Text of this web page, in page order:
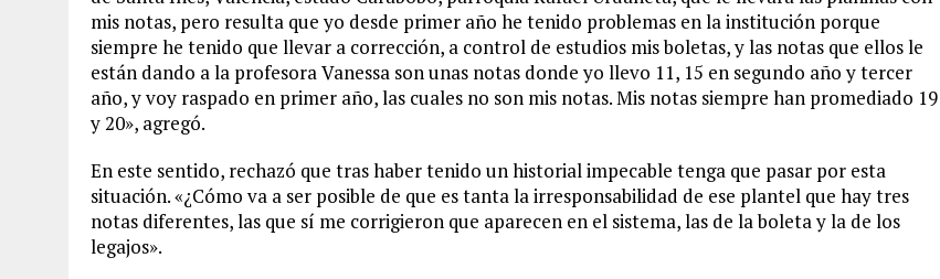
mis notas, pero resulta que yo desde primer año he tenido problemas en la institución porque
siempre he tenido que llevar a corrección, a control de estudios mis boletas, y las notas que ellos le
están dando a la profesora Vanessa son unas notas donde yo llevo 11, 15 en segundo año y tercer
año, y voy raspado en primer año, las cuales no son mis notas. Mis notas siempre han promediado 19
y 20», agregó.
En este sentido, rechazó que tras haber tenido un historial impecable tenga que pasar por esta
situación. «¿Cómo va a ser posible de que es tanta la irresponsabilidad de ese plantel que hay tres
notas diferentes, las que sí me corrigieron que aparecen en el sistema, las de la boleta y la de los
legajos».